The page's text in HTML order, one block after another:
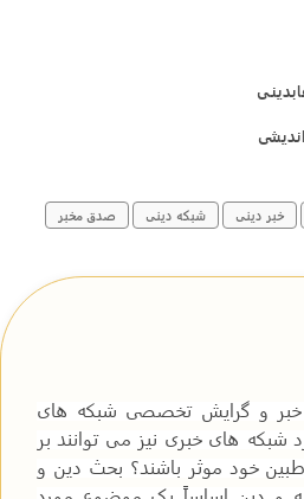
خبر دینی شبکه دینی صدق مخبر
خبر و گرایش تخصصی شبکه های
شبکه های خبری نیز می توانند بر
خود موثر باشند؟ بحث دین و